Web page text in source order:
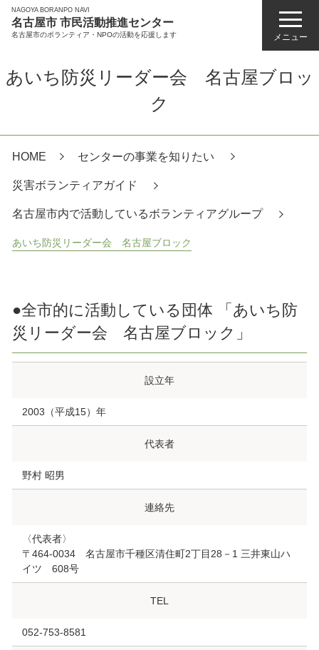
NAGOYA BORANPO NAVI
名古屋市 市民活動推進センター
名古屋市のボランティア・NPOの活動を応援します メニュー
あいち防災リーダー会 名古屋ブロッ
ク
HOME センターの事業を知りたい
災害ボランティアガイド
名古屋市内で活動しているボランティアグループ
あいち防災リーダー会 名古屋ブロック
●全市的に活動している団体 「あいち防
災リーダー会 名古屋ブロック」
設立年
2003（平成15）年
代表者
野村 昭男
連絡先
〈代表者〉
〒464-0034 名古屋市千種区清住町2丁目28－1 三井東山ハ
イツ 608号
TEL
052-753-8581